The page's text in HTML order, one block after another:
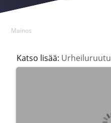
Mainos
Katso lisää: Urheiluruutu